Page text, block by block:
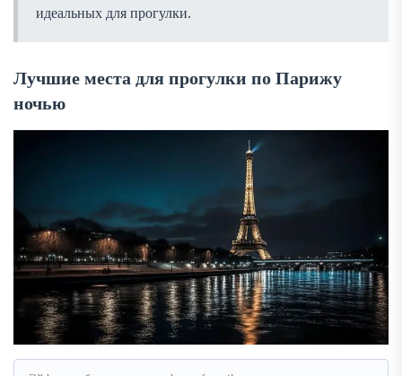
идеальных для прогулки.
Лучшие места для прогулки по Парижу
ночью